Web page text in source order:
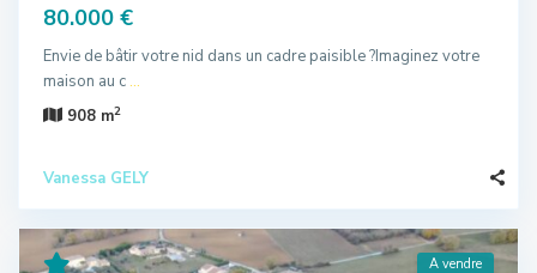
80.000 €
Envie de bâtir votre nid dans un cadre paisible ?Imaginez votre
maison au c ...
908 m2
Vanessa GELY
A vendre